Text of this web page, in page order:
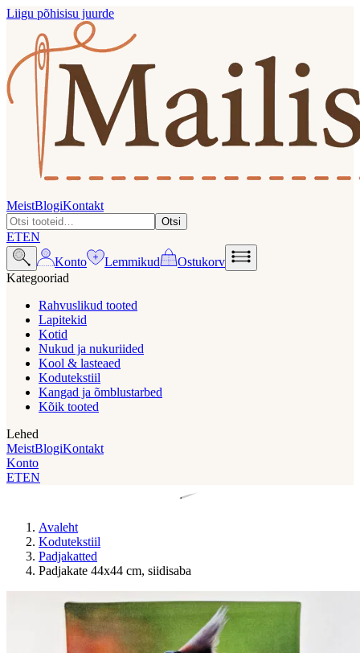
Liigu põhisisu juurde
MeistBlogiKontakt
Otsi
ETEN
Konto
Lemmikud
Ostukorv
Kategooriad
Rahvuslikud tooted
Lapitekid
Kotid
Nukud ja nukuriided
Kool & lasteaed
Kodutekstiil
Kangad ja õmblustarbed
Kõik tooted
Lehed
MeistBlogiKontakt
Konto
ETEN
Avaleht
Kodutekstiil
Padjakatted
Padjakate 44x44 cm, siidisaba